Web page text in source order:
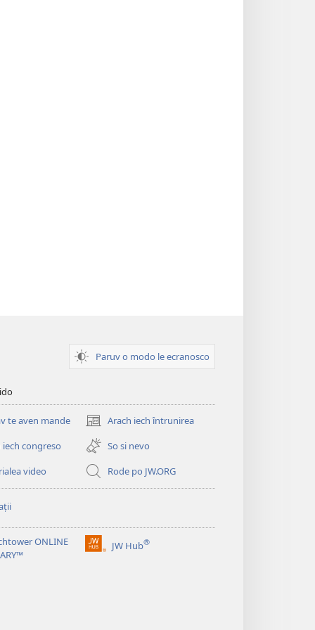
Paruv o modo le ecranosco
te aven mande Arach iech întrunirea
(opens
new
window)
iech congreso
So si nevo
video
Rode po JW.ORG
ONLINE
JW Hub®
(opens